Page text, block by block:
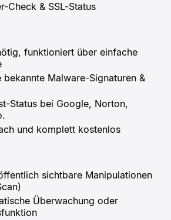
Check & SSL-Status
funktioniert über einfache
bekannte Malware-Signaturen &
Status bei Google, Norton,
und komplett kostenlos
sichtbare Manipulationen
Überwachung oder